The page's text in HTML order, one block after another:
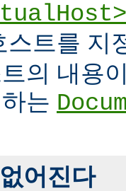
스트를 지
의 내용
는
어진다